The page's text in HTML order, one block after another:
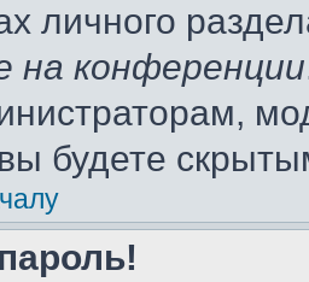
личного
на конференции
будете